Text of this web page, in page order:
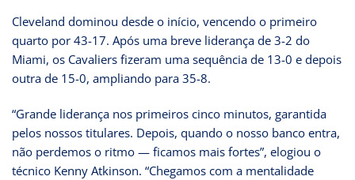
Cleveland dominou desde o início, vencendo o primeiro
quarto por 43-17. Após uma breve liderança de 3-2 do
Miami, os Cavaliers fizeram uma sequência de 13-0 e depois
outra de 15-0, ampliando para 35-8.
“Grande liderança nos primeiros cinco minutos, garantida
pelos nossos titulares. Depois, quando o nosso banco entra,
não perdemos o ritmo — ficamos mais fortes”, elogiou o
técnico Kenny Atkinson. “Chegamos com a mentalidade